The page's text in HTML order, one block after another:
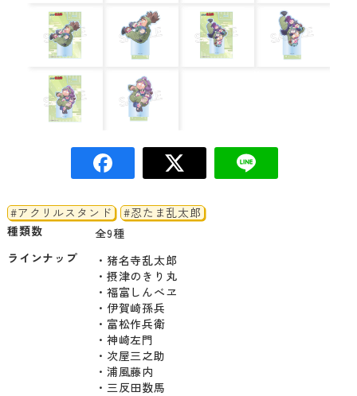
#アクリルスタンド
#忍たま乱太郎
種類数
全9種
ラインナップ
・猪名寺乱太郎
・摂津のきり丸
・福富しんべヱ
・伊賀崎孫兵
・富松作兵衛
・神崎左門
・次屋三之助
・浦風藤内
・三反田数馬